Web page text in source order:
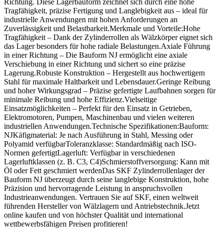
Richtung. Diese Lagerbauform zeichnet sich durch eine hohe
Tragfähigkeit, präzise Fertigung und Langlebigkeit aus – ideal für
industrielle Anwendungen mit hohen Anforderungen an
Zuverlässigkeit und Belastbarkeit.Merkmale und Vorteile:Hohe
Tragfähigkeit – Dank der Zylinderrollen als Wälzkörper eignet sich
das Lager besonders für hohe radiale Belastungen.Axiale Führung
in einer Richtung – Die Bauform NJ ermöglicht eine axiale
Verschiebung in einer Richtung und sichert so eine präzise
Lagerung.Robuste Konstruktion – Hergestellt aus hochwertigem
Stahl für maximale Haltbarkeit und Lebensdauer.Geringe Reibung
und hoher Wirkungsgrad – Präzise gefertigte Laufbahnen sorgen für
minimale Reibung und hohe Effizienz.Vielseitige
Einsatzmöglichkeiten – Perfekt für den Einsatz in Getrieben,
Elektromotoren, Pumpen, Maschinenbau und vielen weiteren
industriellen Anwendungen.Technische Spezifikationen:Bauform:
NJKäfigmaterial: Je nach Ausführung in Stahl, Messing oder
Polyamid verfügbarToleranzklasse: Standardmäßig nach ISO-
Normen gefertigtLagerluft: Verfügbar in verschiedenen
Lagerluftklassen (z. B. C3, C4)Schmierstoffversorgung: Kann mit
Öl oder Fett geschmiert werdenDas SKF Zylinderrollenlager der
Bauform NJ überzeugt durch seine langlebige Konstruktion, hohe
Präzision und hervorragende Leistung in anspruchsvollen
Industrieanwendungen. Vertrauen Sie auf SKF, einen weltweit
führenden Hersteller von Wälzlagern und Antriebstechnik.Jetzt
online kaufen und von höchster Qualität und international
wettbewerbsfähigen Preisen profitieren!